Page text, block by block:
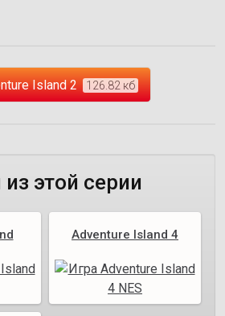
Island 2 126.82 кб
этой серии
Adventure Island 4